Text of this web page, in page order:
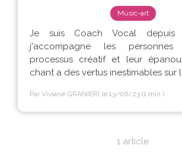
Music-art
Je suis Coach Vocal
j'accompagne les
processus créatif et leur
chant a des vertus inestimables sur
Par Viviane GRANIERI le 13/06/23 (1 min.)
1 article